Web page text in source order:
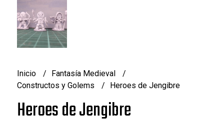
Inicio
Fantasía Medieval
Constructos y Golems
Heroes de Jengibre
Heroes de Jengibre